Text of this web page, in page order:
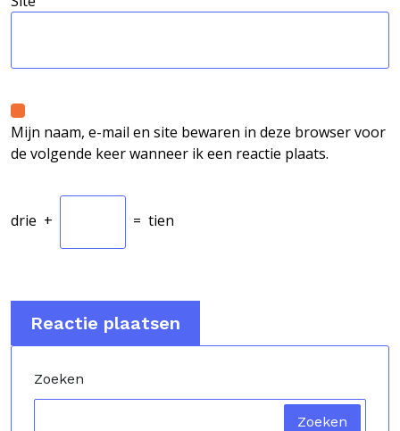
Mijn naam, e-mail en site bewaren in deze browser voor
de volgende keer wanneer ik een reactie plaats.
drie + = tien
Zoeken
Zoeken